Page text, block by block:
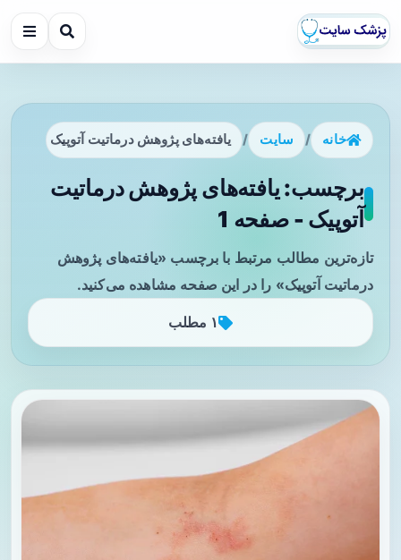
خانه / سایت / یافته‌های پژوهش درماتیت آتوپیک
برچسب: یافته‌های پژوهش درماتیت
آتوپیک - صفحه 1
تازه‌ترین مطالب مرتبط با برچسب «یافته‌های پژوهش
درماتیت آتوپیک» را در این صفحه مشاهده می‌کنید.
۱ مطلب